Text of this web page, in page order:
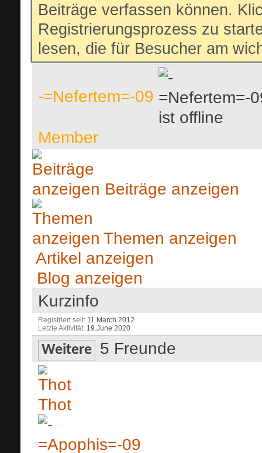
Beiträge verfassen können.
Registrierungsprozess zu
lesen, die für Besucher am
-=Nefertem=-09
Member
Beiträge anzeigen
Themen anzeigen
Artikel anzeigen
Blog anzeigen
Kurzinfo
Registriert seit 11.March 2012
Letzte Aktivität 19.June 2020
Weitere 5 Freunde
Thot